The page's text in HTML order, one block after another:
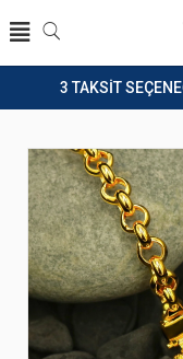
3 TAKSİT